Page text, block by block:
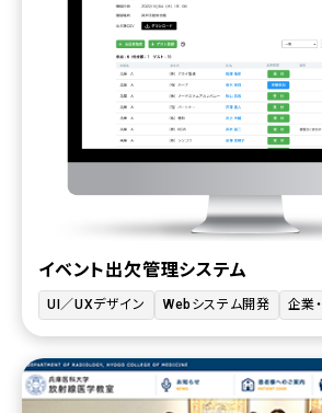
イベント出欠管理システム
UI／UXデザイン Webシステム開発 企業